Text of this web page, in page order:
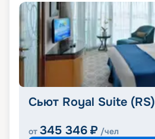
Сьют Royal Suite (RS)
от 345 346 ₽ /чел